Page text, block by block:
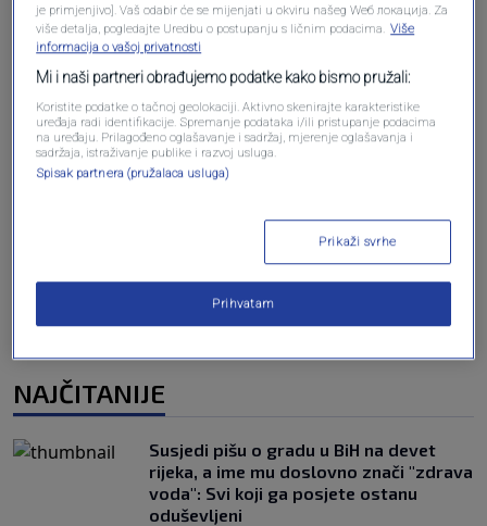
Oglas
NAJČITANIJE
Susjedi pišu o gradu u BiH na devet
rijeka, a ime mu doslovno znači "zdrava
voda": Svi koji ga posjete ostanu
oduševljeni
je primjenjivo]. Vaš odabir će se mijenjati u okviru našeg Wеб локација. Za
više detalja, pogledajte Uredbu o postupanju s ličnim podacima. Više
informacija o vašoj privatnosti
Mi i naši partneri obrađujemo podatke kako bismo pružali:
Koristite podatke o tačnoj geolokaciji. Aktivno skenirajte karakteristike
uređaja radi identifikacije. Spremanje podataka i/ili pristupanje podacima
na uređaju. Prilagođeno oglašavanje i sadržaj, mjerenje oglašavanja i
sadržaja, istraživanje publike i razvoj usluga.
Spisak partnera (pružalaca usluga)
Prikaži svrhe
Prihvatam